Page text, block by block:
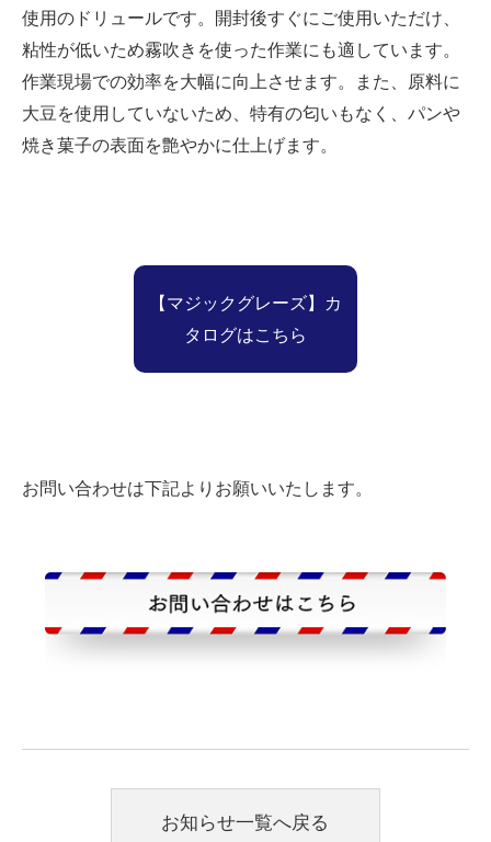
使用のドリュールです。開封後すぐにご使用いただけ、
粘性が低いため霧吹きを使った作業にも適しています。
作業現場での効率を大幅に向上させます。また、原料に
大豆を使用していないため、特有の匂いもなく、パンや
焼き菓子の表面を艶やかに仕上げます。
【マジックグレーズ】カ
タログはこちら
お問い合わせは下記よりお願いいたします。
お知らせ一覧へ戻る